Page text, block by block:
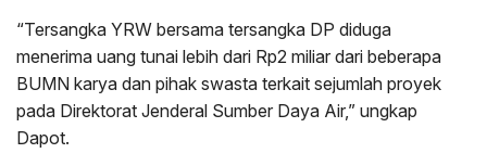
“Tersangka YRW bersama tersangka DP diduga
menerima uang tunai lebih dari Rp2 miliar dari beberapa
BUMN karya dan pihak swasta terkait sejumlah proyek
pada Direktorat Jenderal Sumber Daya Air,” ungkap
Dapot.